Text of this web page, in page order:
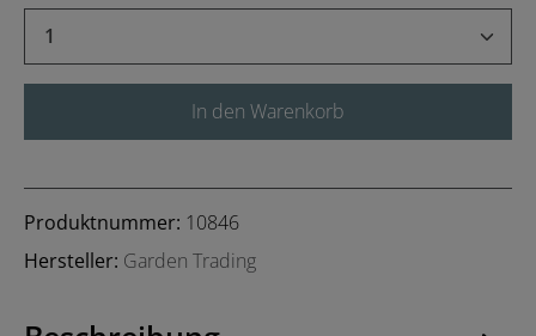
Produkt Anzahl: Gib den gewünschten
In den Warenkorb
Produktnummer: 10846
Hersteller: Garden Trading